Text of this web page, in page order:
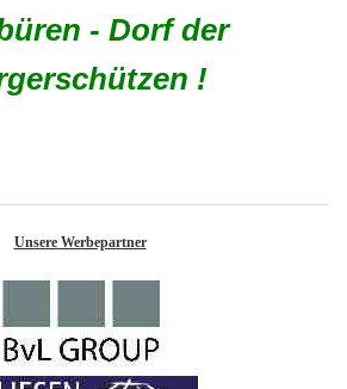
- Dorf der
!
Unsere Werbepartner